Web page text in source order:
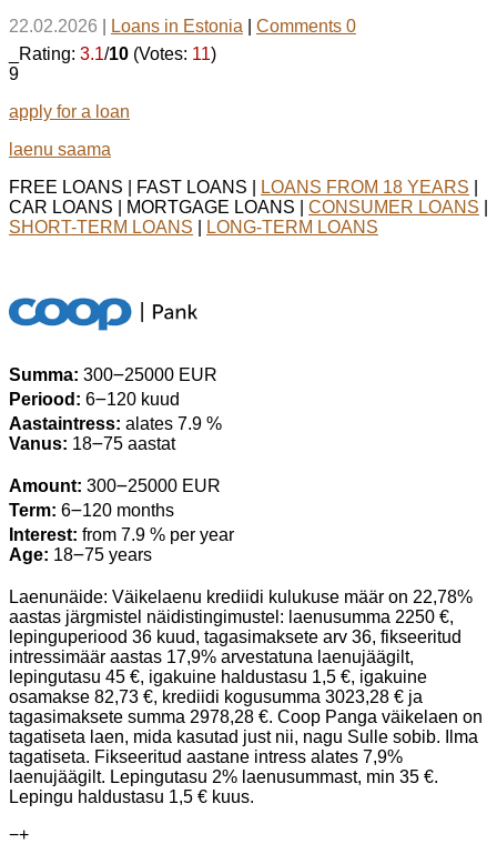
22.02.2026 Loans in Estonia
Comments 0
_Rating: 3.1/10 (Votes: 11)
9
apply for a loan
laenu saama
FREE LOANS | FAST LOANS |
LOANS FROM 18 YEARS
CAR LOANS | MORTGAGE LOANS | CONSUMER LOANS
SHORT-TERM LOANS
LONG-TERM LOANS
Summa: 300౼25000 EUR
Periood: 6౼120 kuud
Aastaintress: alates 7.9 %
Vanus: 18౼75 aastat
Amount: 300౼25000 EUR
Term: 6౼120 months
Interest: from 7.9 % per year
Age: 18౼75 years
Laenunäide: Väikelaenu krediidi kulukuse määr on 22,78%
aastas järgmistel näidistingimustel: laenusumma 2250 €,
lepinguperiood 36 kuud, tagasimaksete arv 36, fikseeritud
intressimäär aastas 17,9% arvestatuna laenujäägilt,
lepingutasu 45 €, igakuine haldustasu 1,5 €, igakuine
osamakse 82,73 €, krediidi kogusumma 3023,28 € ja
tagasimaksete summa 2978,28 €. Coop Panga väikelaen on
tagatiseta laen, mida kasutad just nii, nagu Sulle sobib. Ilma
tagatiseta. Fikseeritud aastane intress alates 7,9%
laenujäägilt. Lepingutasu 2% laenusummast, min 35 €.
Lepingu haldustasu 1,5 € kuus.
−+